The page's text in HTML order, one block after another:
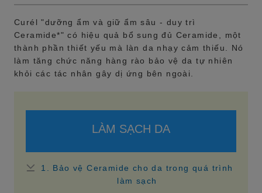
Curél "dưỡng ẩm và giữ ẩm sâu - duy trì
Ceramide*" có hiệu quả bổ sung đủ Ceramide, một
thành phần thiết yếu mà làn da nhạy cảm thiếu. Nó
làm tăng chức năng hàng rào bảo vệ da tự nhiên
khỏi các tác nhân gây dị ứng bên ngoài.
LÀM SẠCH DA
1. Bảo vệ Ceramide cho da trong quá trình
làm sạch